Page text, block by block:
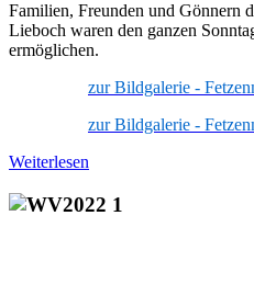
Familien, Freunden und Gönnern
Lieboch waren den ganzen
ermöglichen.
zur Bildgalerie -
zur Bildgalerie -
Weiterlesen